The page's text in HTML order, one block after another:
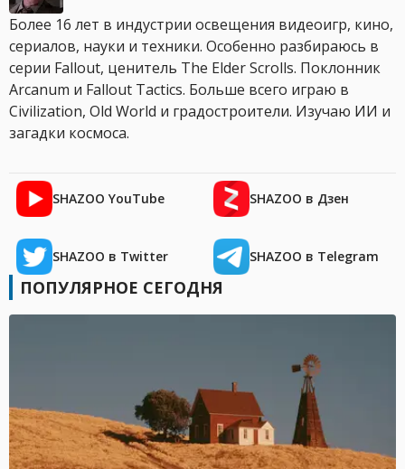
Более 16 лет в индустрии освещения видеоигр, кино,
сериалов, науки и техники. Особенно разбираюсь в
серии Fallout, ценитель The Elder Scrolls. Поклонник
Arcanum и Fallout Tactics. Больше всего играю в
Civilization, Old World и градостроители. Изучаю ИИ и
загадки космоса.
SHAZOO YouTube SHAZOO в Дзен
SHAZOO в Twitter SHAZOO в Telegram
ПОПУЛЯРНОЕ СЕГОДНЯ